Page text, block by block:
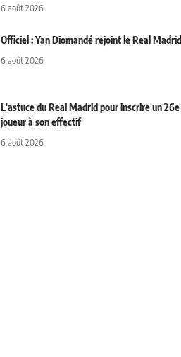
6 août 2026
Officiel : Yan Diomandé rejoint le Real Madrid
6 août 2026
L'astuce du Real Madrid pour inscrire un 26e
joueur à son effectif
6 août 2026